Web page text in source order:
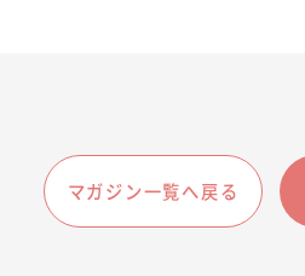
マガジン一覧へ戻る